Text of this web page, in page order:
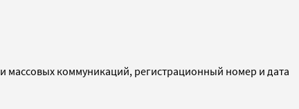
массовых коммуникаций, регистрационный номер и дата